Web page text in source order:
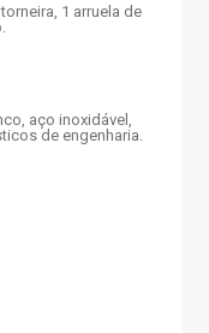
1 arruela de
aço inoxidável,
de engenharia.